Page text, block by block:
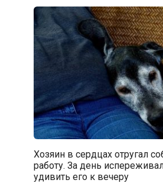
Хозяин в сердцах отругал
работу. За день
удивить его к вечеру